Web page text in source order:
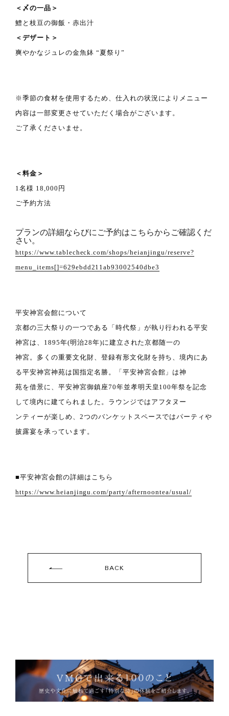
＜〆の一品＞
鱧と枝豆の御飯・赤出汁
＜デザート＞
爽やかなジュレの金魚鉢 “夏祭り”
※季節の食材を使用するため、仕入れの状況によりメニュー
内容は一部変更させていただく場合がございます。
ご了承くださいませ。
＜料金＞
1名様 18,000円
ご予約方法
プランの詳細ならびにご予約はこちらからご確認くだ
さい。
https://www.tablecheck.com/shops/heianjingu/reserve?
menu_items[]=629ebdd211ab93002540dbe3
平安神宮会館について
京都の三大祭りの一つである「時代祭」が執り行われる平安
神宮は、1895年(明治28年)に建立された京都随一の
神宮。多くの重要文化財、登録有形文化財を持ち、境内にあ
る平安神宮神苑は国指定名勝。「平安神宮会館」は神
苑を借景に、平安神宮御鎮座70年並孝明天皇100年祭を記念
して境内に建てられました。ラウンジではアフタヌー
ンティーが楽しめ、2つのバンケットスペースではパーティや
披露宴を承っています。
■平安神宮会館の詳細はこちら
https://www.heianjingu.com/party/afternoontea/usual/
BACK